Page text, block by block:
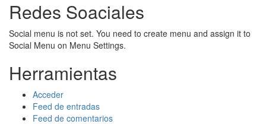
Redes Soaciales
Social menu is not set. You need to create menu and assign it to
Social Menu on Menu Settings.
Herramientas
Acceder
Feed de entradas
Feed de comentarios